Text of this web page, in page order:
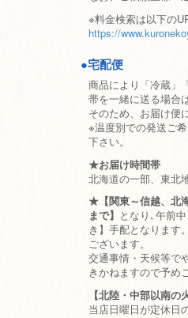
※料金検索は以下の
https://
●宅配便
商品により「冷蔵」
帯を一緒に送る場合
そのため、お届け便
※温度別での発送ご
下さい。
★お届け時間帯
北海道の一部、東北
★【関東～信越、北
まで】 となり､午前
き】手配となります
ございます。
交通事情・天候等で
きかねますので予め
【北陸・中部以南の
当店日曜日が定休日